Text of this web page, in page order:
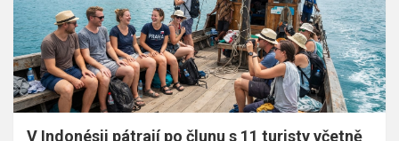
V Indonésii pátrají po člunu s 11 turisty včetně